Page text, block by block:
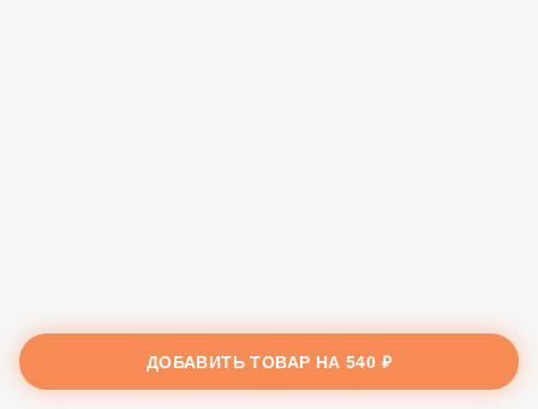
ДОБАВИТЬ ТОВАР НА540 ₽